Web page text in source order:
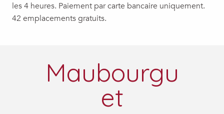
les 4 heures. Paiement par carte bancaire uniquement.
42 emplacements gratuits.
Maubourgu
et